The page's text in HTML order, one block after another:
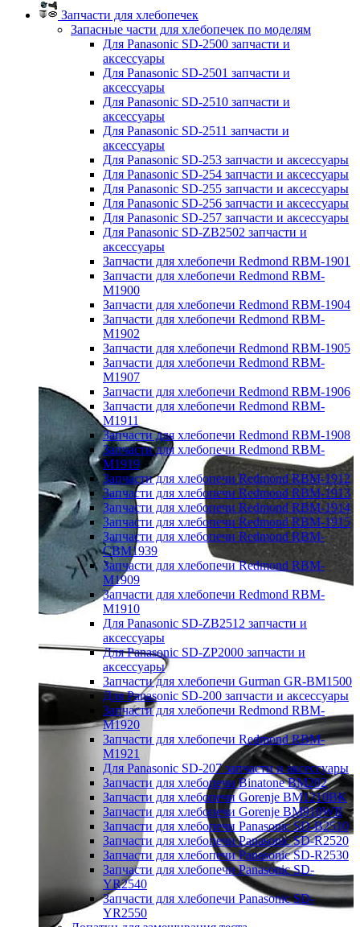
Запчасти для хлебопечек
Запасные части для хлебопечек по моделям
Для Panasonic SD-2500 запчасти и
аксессуары
Для Panasonic SD-2501 запчасти и
аксессуары
Для Panasonic SD-2510 запчасти и
аксессуары
Для Panasonic SD-2511 запчасти и
аксессуары
Для Panasonic SD-253 запчасти и аксессуары
Для Panasonic SD-254 запчасти и аксессуары
Для Panasonic SD-255 запчасти и аксессуары
Для Panasonic SD-256 запчасти и аксессуары
Для Panasonic SD-257 запчасти и аксессуары
Для Panasonic SD-ZB2502 запчасти и
аксессуары
Запчасти для хлебопечи Redmond RBM-1901
Запчасти для хлебопечи Redmond RBM-
M1900
Запчасти для хлебопечи Redmond RBM-1904
Запчасти для хлебопечи Redmond RBM-
M1902
Запчасти для хлебопечи Redmond RBM-1905
Запчасти для хлебопечи Redmond RBM-
M1907
Запчасти для хлебопечи Redmond RBM-1906
Запчасти для хлебопечи Redmond RBM-
M1911
Запчасти для хлебопечи Redmond RBM-1908
Запчасти для хлебопечи Redmond RBM-
M1919
Запчасти для хлебопечи Redmond RBM-1912
Запчасти для хлебопечи Redmond RBM-1913
Запчасти для хлебопечи Redmond RBM-1914
Запчасти для хлебопечи Redmond RBM-1915
Запчасти для хлебопечи Redmond RBM-
CBM1939
Запчасти для хлебопечи Redmond RBM-
M1909
Запчасти для хлебопечи Redmond RBM-
M1910
Для Panasonic SD-ZB2512 запчасти и
аксессуары
Для Panasonic SD-ZP2000 запчасти и
аксессуары
Запчасти для хлебопечи Gurman GR-BM1500
Для Panasonic SD-200 запчасти и аксессуары
Запчасти для хлебопечи Redmond RBM-
M1920
Запчасти для хлебопечи Redmond RBM-
M1921
Для Panasonic SD-207 запчасти и аксессуары
Запчасти для хлебопечи Binatone BM202
Запчасти для хлебопечи Gorenje BM1210BK
Запчасти для хлебопечи Gorenje BM910WII
Запчасти для хлебопечи Panasonic SD-B2510
Запчасти для хлебопечи Panasonic SD-R2520
Запчасти для хлебопечи Panasonic SD-R2530
Запчасти для хлебопечи Panasonic SD-
YR2540
Запчасти для хлебопечи Panasonic SD-
YR2550